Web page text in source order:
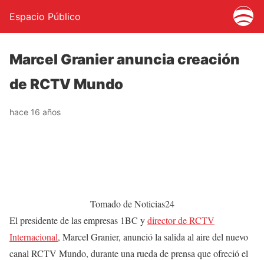
Espacio Público
Marcel Granier anuncia creación
de RCTV Mundo
hace 16 años
Tomado de Noticias24
El presidente de las empresas 1BC ydirector de RCTV
Internacional, Marcel Granier, anunció la salida al aire del nuevo
canal RCTV Mundo, durante una rueda de prensa que ofreció el